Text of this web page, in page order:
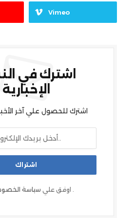
Vimeo
اشترك في
الإخبارية
اشترك للحصول علي آخر
اوفق علي سياسة .